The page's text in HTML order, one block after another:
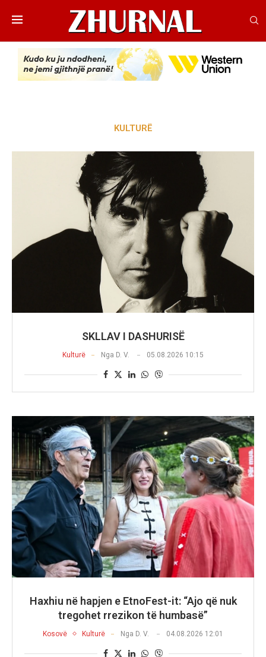
KULTURË
SKLLAV I DASHURISË
Kulturë Nga D. V. 05.08.2026 10:15
Haxhiu në hapjen e EtnoFest-it: “Ajo që nuk
tregohet rrezikon të humbasë”
Kosovë Kulturë Nga D. V. 04.08.2026 12:01